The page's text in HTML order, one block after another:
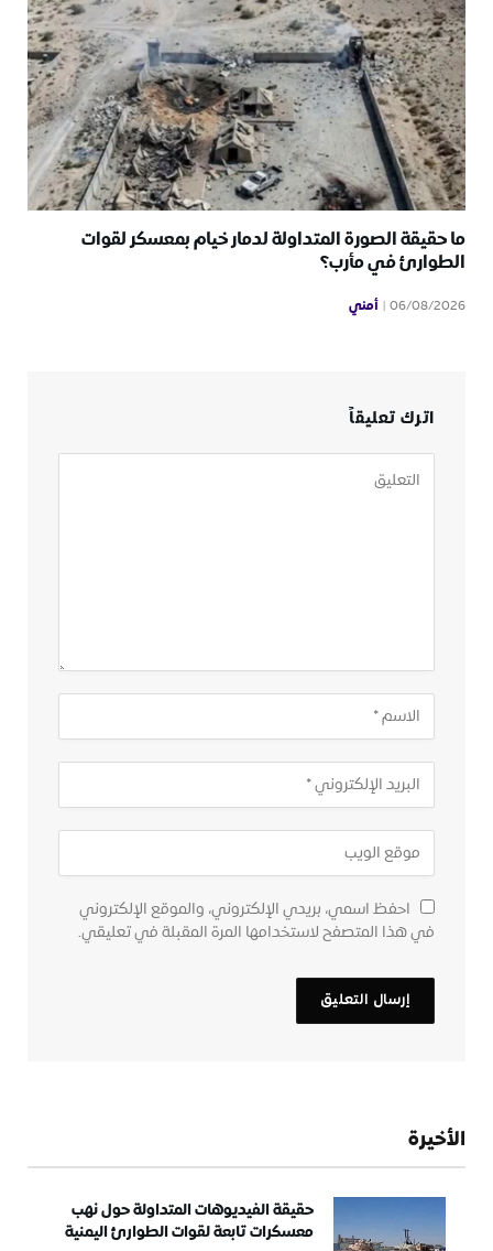
ما حقيقة الصورة المتداولة لدمار خيام بمعسكر لقوات
الطوارئ في مأرب؟
06/08/2026 أمني
اترك تعليقاً
احفظ اسمي، بريدي الإلكتروني، والموقع الإلكتروني
في هذا المتصفح لاستخدامها المرة المقبلة في تعليقي.
الأخيرة
حقيقة الفيديوهات المتداولة حول نهب
معسكرات تابعة لقوات الطوارئ اليمنية